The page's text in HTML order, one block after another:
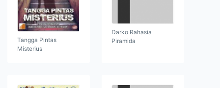
Tangga Pintas
Misterius
Darko Rahasia
Piramida